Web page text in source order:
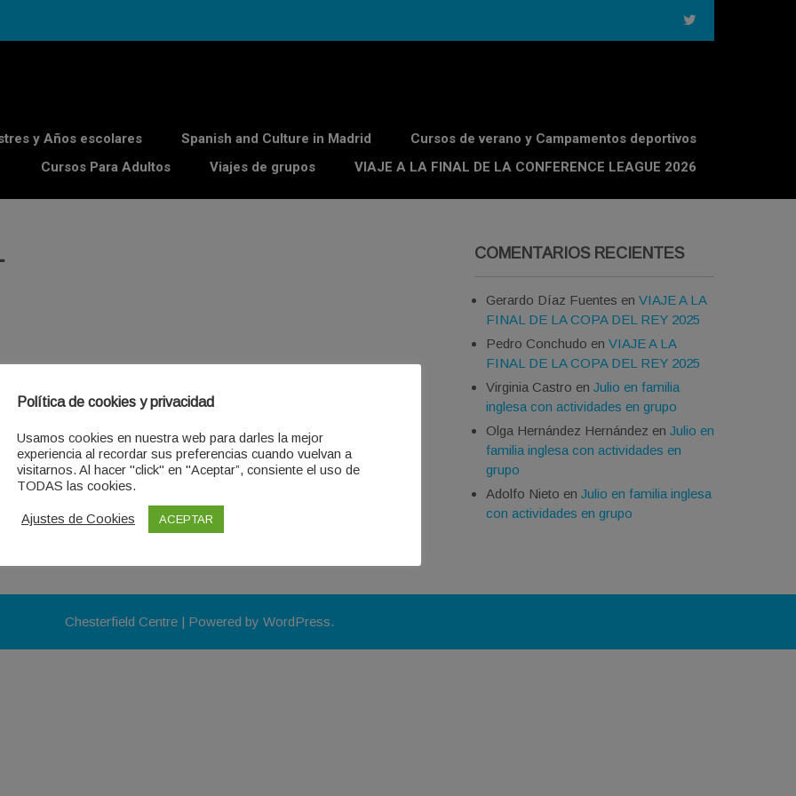
y Años escolares Spanish and Culture in Madrid
Cursos de verano y Campamentos deportivos
Cursos Para Adultos
Viajes de grupos VIAJE A LA FINAL DE LA CONFERENCE LEAGUE 2026
COMENTARIOS RECIENTES
Gerardo Díaz Fuentes en VIAJE A LA
FINAL DE LA COPA DEL REY 2025
Pedro Conchudo en VIAJE A LA
FINAL DE LA COPA DEL REY 2025
Virginia Castro en Julio en familia
inglesa con actividades en grupo
Olga Hernández Hernández en Julio en
familia inglesa con actividades en
grupo
Adolfo Nieto en Julio en familia inglesa
con actividades en grupo
Chesterfield Centre| Powered by WordPress.
Política de cookies y privacidad
Usamos cookies en nuestra web para darles la mejor
experiencia al recordar sus preferencias cuando vuelvan a
visitarnos. Al hacer "click" en "Aceptar”, consiente el uso de
TODAS las cookies.
Ajustes de Cookies ACEPTAR